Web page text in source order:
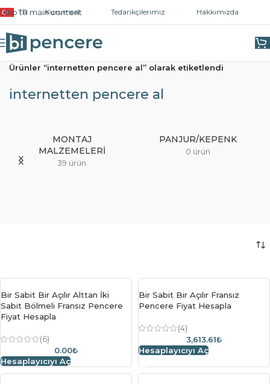
Skip to main content
TR Kurumsal Tedarikçilerimiz Hakkımızda
Ana Sayfa
Ürünler “internetten pencere al” olarak etiketlendi
internetten pencere al
MONTAJ
MALZEMELERI
39 ürün
PANJUR/KEPENK
0 ürün
Bir Sabit Bir Açılır Alttan İki
Sabit Bölmeli Fransız Pencere
Fiyat Hesapla
(6)
0.00₺
Hesaplayıcıyı Aç
Bir Sabit Bir Açılır Fransız
Pencere Fiyat Hesapla
(4)
3,613.61₺
Hesaplayıcıyı Aç